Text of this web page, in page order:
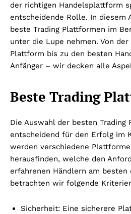
der richtigen Handelsplattform
entscheidende Rolle. In diesem
beste Trading Plattformen im
unter die Lupe nehmen. Von
Plattform bis zu den besten
Anfänger – wir decken alle
Beste Trading
Die Auswahl der besten Trading
entscheidend für den Erfolg im
werden verschiedene
herausfinden, welche den
erfahrenen Händlern am besten
betrachten wir folgende
Sicherheit: Eine sicherere